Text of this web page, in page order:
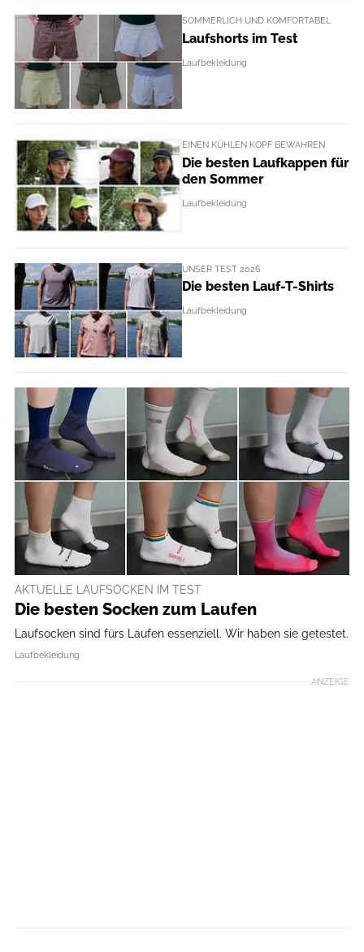
SOMMERLICH UND KOMFORTABEL
Laufshorts im Test
Laufbekleidung
EINEN KÜHLEN KOPF BEWAHREN
Die besten Laufkappen für
den Sommer
Laufbekleidung
UNSER TEST 2026
Die besten Lauf-T-Shirts
Laufbekleidung
AKTUELLE LAUFSOCKEN IM TEST
Die besten Socken zum Laufen
Laufsocken sind fürs Laufen essenziell. Wir haben sie getestet.
Laufbekleidung
ANZEIGE